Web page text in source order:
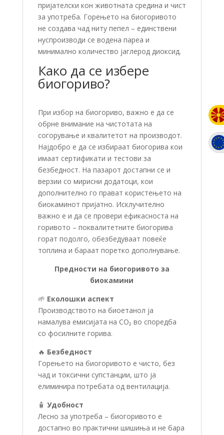
пријателски кон животната средина и чист
за употреба. Горењето на биогоривото
не создава чад ниту пепел – единствени
нуспроизводи се водена пареа и
минимално количество јаглерод диоксид.
Како да се избере
биогориво?
При избор на биогориво, важно е да се
обрне внимание на чистотата на
согорување и квалитетот на производот.
Најдобро е да се избираат биогорива кои
имаат сертификати и тестови за
безбедност. На пазарот достапни се и
верзии со мирисни додатоци, кои
дополнително го прават користењето на
биокаминот пријатно. Исклучително
важно е и да се провери ефикасноста на
горивото – поквалитетните биогорива
горат подолго, обезбедуваат повеќе
топлина и бараат поретко дополнување.
Предности на биогоривото за
биокамини
🌱 Еколошки аспект
Производството на биоетанол ја
намалува емисијата на CO₂ во споредба
со фосилните горива.
🔥 Безбедност
Горењето на биогоривото е чисто, без
чад и токсични супстанции, што ја
елиминира потребата од вентилација.
🧴 Удобност
Лесно за употреба – биогоривото е
достапно во практични шишиња и не бара